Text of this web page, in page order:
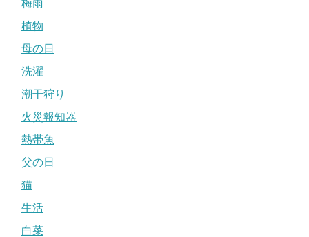
梅雨
植物
母の日
洗濯
潮干狩り
火災報知器
熱帯魚
父の日
猫
生活
白菜